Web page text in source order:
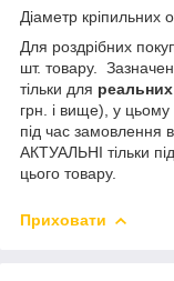
Діаметр кріпильних
Для роздрібних
шт. товару.
тільки для реальних
грн. і вище), у цьому
під час замовлення
АКТУАЛЬНІ тільки
цього товару.
Приховати